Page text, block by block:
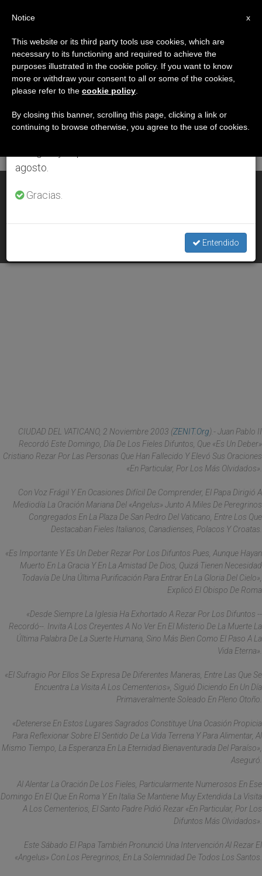
DÍA
Noviembre 2nd, 2003
ÚLTIMAS NOTICIAS
NOV 02, 2003 00:00
CIUDAD DEL VATICANO, 2 Noviembre 2003 (ZENIT.org).- Juan Pablo II
Recordó Este Domingo, Día De Los Fieles Difuntos, Que «es Un Deber»
Cristiano Rezar Por Las Personas Que Han Fallecido Y Elevó Sus Oraciones
«en Particular, Por Los Más Olvidados».
Con Voz Frágil Y En Ocasiones Difícil De Comprender, El Papa Dirigió A
Mediodía La Oración Mariana Del «Angelus» Junto A Miles De Peregrinos
Congregados En La Plaza De San Pedro Del Vaticano, Entre Los Que
Destacaban Fieles Italianos, Canadienses, Polacos Y Croatas.
«Es Importante Y Es Un Deber Rezar Por Los Difuntos Pues, Aunque Hayan
Muerto En La Gracia Y En La Amistad De Dios, Quizá Tienen Necesidad
Todavía De Una Última Purificación Para Entrar En La Gloria Del Cielo»,
Explicó El Obispo De Roma
«Desde Siempre La Iglesia Ha Exhortado A Rezar Por Los Difuntos --
Recordó--. Invita A Los Creyentes A No Ver En El Misterio De La Muerte La
Última Palabra De La Suerte Humana, Sino Más Bien Como El Paso A La
Vida Eterna».
«El Sufragio Por Ellos Se Expresa De Diferentes Maneras, Entre Las Que Se
Encuentra La Visita A Los Cementerios», Siguió Diciendo En Un Día
Primaveralmente Soleado En Pleno Otoño.
«Detenerse En Estos Lugares Sagrados Constituye Una Ocasión Propicia
Para Reflexionar Sobre El Sentido De La Vida Terrena Y Para Alimentar, Al
Mismo Tiempo, La Esperanza En La Eternidad Bienaventurada Del Paraíso»,
Aseguró.
Al Alentar La Oración De Los Fieles, Particularmente Numerosos En Ese
Domingo En El Que En Roma Y En Italia Se Mantiene Muy Extendida La Visita
A Los Cementerios, El Santo Padre Pidió Rezar «en Particular, Por Los
Difuntos Más Olvidados».
Este Sábado El Papa También Pronunció Una Intervención Al Rezar El
«Angelus» Con Los Peregrinos, En La Solemnidad De Todos Los Santos.
×
Aviso importante
Del 27 de julio al 7 de agosto haremos la pausa
anual, aprovechando que en el periodo de verano
se generan menos informaciones y también el
agosto.
Gracias.
Entendido
x
Notice
This website or its third party tools use cookies, which are
necessary to its functioning and required to achieve the
purposes illustrated in the cookie policy. If you want to know
more or withdraw your consent to all or some of the cookies,
please refer to the cookie policy
By closing this banner, scrolling this page, clicking a link or
continuing to browse otherwise, you agree to the use of cookies.